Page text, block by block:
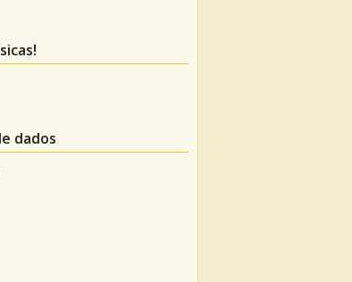
dados